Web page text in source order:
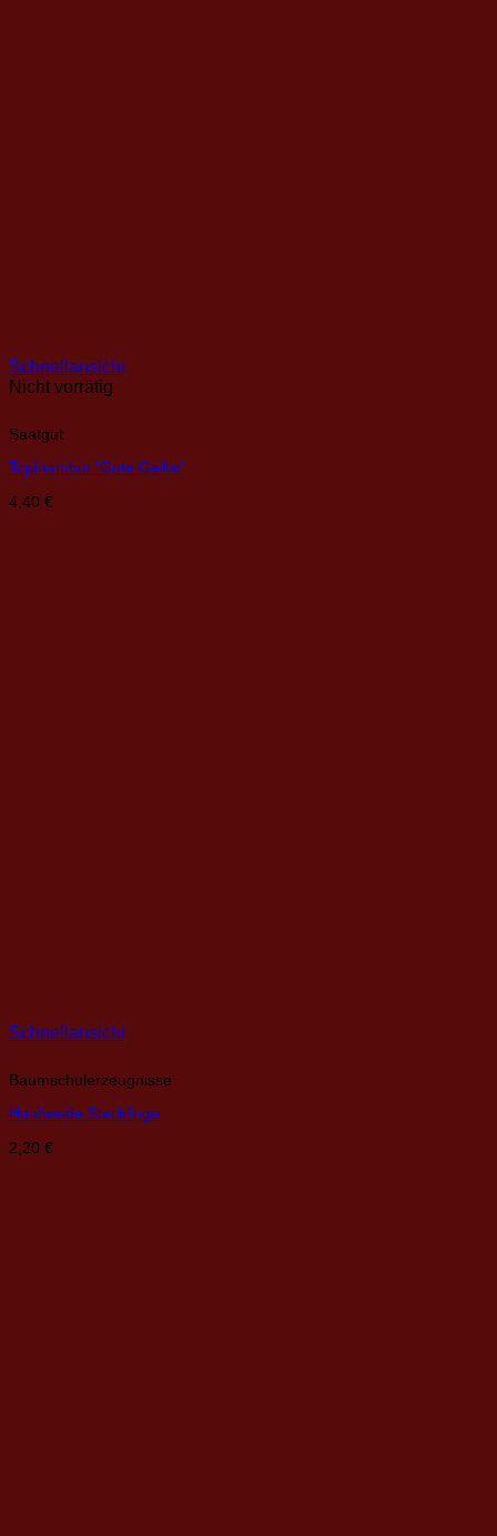
Schnellansicht
Nicht vorrätig
Saatgut
Topinambur ‘Gute Gelbe‘
4,40 €
Schnellansicht
Baumschulerzeugnisse
Hanfweide Stecklinge
2,20 €